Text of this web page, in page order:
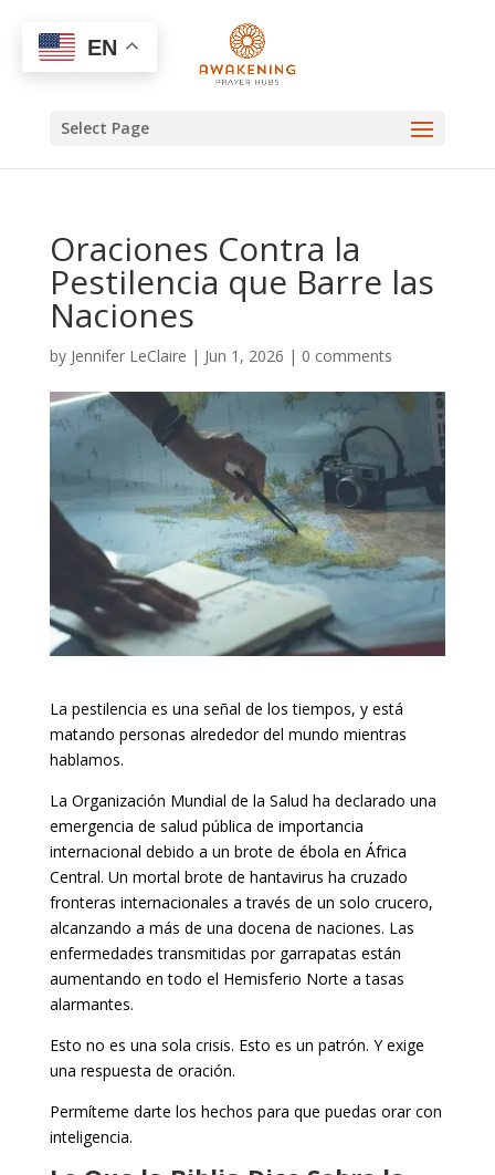
Select Page
Oraciones Contra la
Pestilencia que Barre las
Naciones
by Jennifer LeClaire | Jun 1, 2026 | 0 comments
La pestilencia es una señal de los tiempos, y está
matando personas alrededor del mundo mientras
hablamos.
La Organización Mundial de la Salud ha declarado una
emergencia de salud pública de importancia
internacional debido a un brote de ébola en África
Central. Un mortal brote de hantavirus ha cruzado
fronteras internacionales a través de un solo crucero,
alcanzando a más de una docena de naciones. Las
enfermedades transmitidas por garrapatas están
aumentando en todo el Hemisferio Norte a tasas
alarmantes.
Esto no es una sola crisis. Esto es un patrón. Y exige
una respuesta de oración.
Permíteme darte los hechos para que puedas orar con
inteligencia.
EN